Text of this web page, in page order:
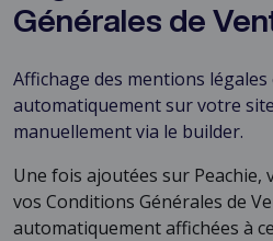
Générales de
Affichage des mentions légales
automatiquement sur votre
manuellement via le builder.
Une fois ajoutées sur Peachie,
vos Conditions Générales de
automatiquement affichées à